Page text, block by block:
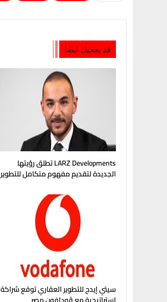
قد يعجبك ايضا
LARZ Developments تطلق رؤيتها
الجديدة لتقديم مفهوم متكامل للتطوير
سيتي إيدج للتطوير العقاري توقع شراكة